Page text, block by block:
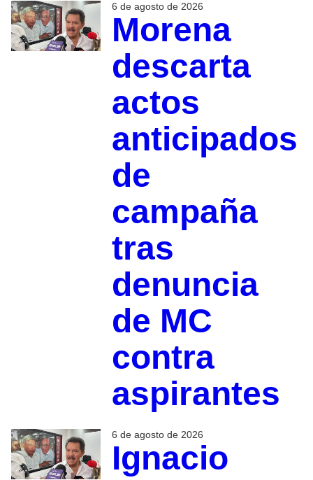
6 de agosto de 2026
Morena
descarta
actos
anticipados
de
campaña
tras
denuncia
de MC
contra
aspirantes
6 de agosto de 2026
Ignacio